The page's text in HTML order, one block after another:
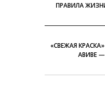
ПРАВИЛА
«СВЕЖАЯ
АВИВЕ